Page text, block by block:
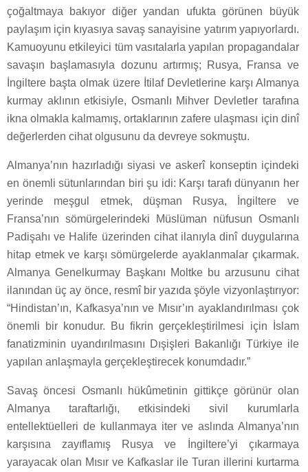
çoğaltmaya bakıyor diğer yandan ufukta görünen büyük
paylaşım için kıyasıya savaş sanayisine yatırım yapıyorlardı.
Kamuoyunu etkileyici tüm vasıtalarla yapılan propagandalar
savaşın başlamasıyla dozunu artırmış; Rusya, Fransa ve
İngiltere başta olmak üzere İtilaf Devletlerine karşı Almanya
kurmay aklının etkisiyle, Osmanlı Mihver Devletler tarafına
ikna olmakla kalmamış, ortaklarının zafere ulaşması için dinî
değerlerden cihat olgusunu da devreye sokmuştu.
Almanya’nın hazırladığı siyasi ve askerî konseptin içindeki
en önemli sütunlarından biri şu idi: Karşı tarafı dünyanın her
yerinde meşgul etmek, düşman Rusya, İngiltere ve
Fransa’nın sömürgelerindeki Müslüman nüfusun Osmanlı
Padişahı ve Halife üzerinden cihat ilanıyla dinî duygularına
hitap etmek ve karşı sömürgelerde ayaklanmalar çıkarmak.
Almanya Genelkurmay Başkanı Moltke bu arzusunu cihat
ilanından üç ay önce, resmî bir yazıda şöyle vizyonlaştırıyor:
“Hindistan’ın, Kafkasya’nın ve Mısır’ın ayaklandırılması çok
önemli bir konudur. Bu fikrin gerçekleştirilmesi için İslam
fanatizminin uyandırılmasını Dışişleri Bakanlığı Türkiye ile
yapılan anlaşmayla gerçekleştirecek konumdadır.”
Savaş öncesi Osmanlı hükûmetinin gittikçe görünür olan
Almanya taraftarlığı, etkisindeki sivil kurumlarla
entellektüelleri de kullanmaya iter ve aslında Almanya’nın
karşısına zayıflamış Rusya ve İngiltere’yi çıkarmaya
yarayacak olan Mısır ve Kafkaslar ile Turan illerini kurtarma